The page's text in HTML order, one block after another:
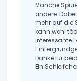
Manche
andere.
mehr auf die
kann wohl
Interessante
Danke für
Ein